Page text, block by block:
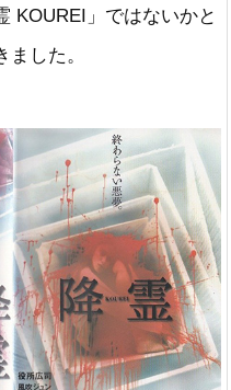
KOUREI」ではないかと
した。